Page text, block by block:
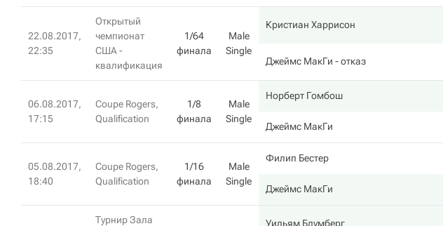
22.08.2017,
22:35
Открытый
чемпионат
США -
квалификация
1/64
финала
Male
Single
Кристиан Харрисон
Джеймс МакГи - отказ
06.08.2017,
17:15
Coupe Rogers,
Qualification
1/8
финала
Male
Single
Норберт Гомбош
Джеймс МакГи
05.08.2017,
18:40
Coupe Rogers,
Qualification
1/16
финала
Male
Single
Филип Бестер
Джеймс МакГи
Турнир Зала
Уильям Блумберг